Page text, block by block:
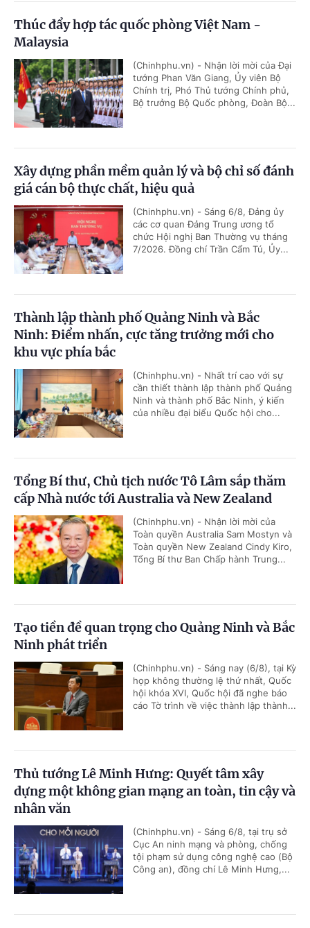
Thúc đẩy hợp tác quốc phòng Việt Nam -
Malaysia
(Chinhphu.vn) - Nhận lời mời của Đại
tướng Phan Văn Giang, Ủy viên Bộ
Chính trị, Phó Thủ tướng Chính phủ,
Bộ trưởng Bộ Quốc phòng, Đoàn Bộ...
Xây dựng phần mềm quản lý và bộ chỉ số đánh
giá cán bộ thực chất, hiệu quả
(Chinhphu.vn) - Sáng 6/8, Đảng ủy
các cơ quan Đảng Trung ương tổ
chức Hội nghị Ban Thường vụ tháng
7/2026. Đồng chí Trần Cẩm Tú, Ủy...
Thành lập thành phố Quảng Ninh và Bắc
Ninh: Điểm nhấn, cực tăng trưởng mới cho
khu vực phía bắc
(Chinhphu.vn) - Nhất trí cao với sự
cần thiết thành lập thành phố Quảng
Ninh và thành phố Bắc Ninh, ý kiến
của nhiều đại biểu Quốc hội cho...
Tổng Bí thư, Chủ tịch nước Tô Lâm sắp thăm
cấp Nhà nước tới Australia và New Zealand
(Chinhphu.vn) - Nhận lời mời của
Toàn quyền Australia Sam Mostyn và
Toàn quyền New Zealand Cindy Kiro,
Tổng Bí thư Ban Chấp hành Trung...
Tạo tiền đề quan trọng cho Quảng Ninh và Bắc
Ninh phát triển
(Chinhphu.vn) - Sáng nay (6/8), tại Kỳ
họp không thường lệ thứ nhất, Quốc
hội khóa XVI, Quốc hội đã nghe báo
cáo Tờ trình về việc thành lập thành...
Thủ tướng Lê Minh Hưng: Quyết tâm xây
dựng một không gian mạng an toàn, tin cậy và
nhân văn
(Chinhphu.vn) - Sáng 6/8, tại trụ sở
Cục An ninh mạng và phòng, chống
tội phạm sử dụng công nghệ cao (Bộ
Công an), đồng chí Lê Minh Hưng,...